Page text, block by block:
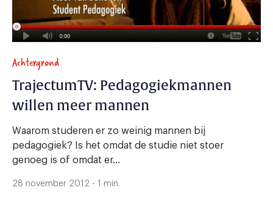
Achtergrond
TrajectumTV: Pedagogiekmannen
willen meer mannen
Waarom studeren er zo weinig mannen bij
pedagogiek? Is het omdat de studie niet stoer
genoeg is of omdat er...
28 november 2012 - 1 min.